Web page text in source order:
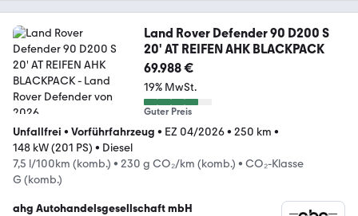
Land Rover Defender 90 D200 S
20' AT REIFEN AHK BLACKPACK
69.988 €
19% MwSt.
Guter Preis
Unfallfrei • Vorführfahrzeug • EZ 04/2026• 250 km •
148 kW (201 PS) • Diesel
7,5 l/100km (komb.) • 230 g CO₂/km (komb.) • CO₂-Klasse
G (komb.)
ahg Autohandelsgesellschaft mbH